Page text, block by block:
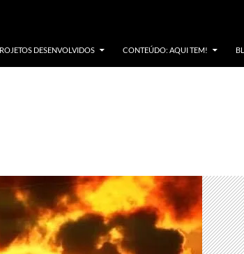
DESENVOLVIDOS CONTEÚDO: AQUI TEM!